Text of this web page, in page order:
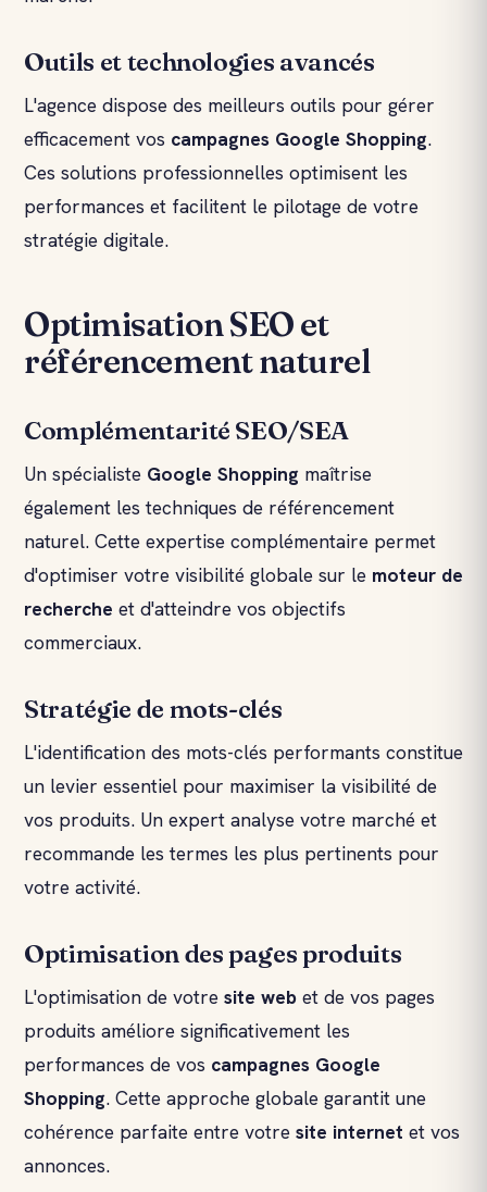
Outils et technologies avancés
L'agence dispose des meilleurs outils pour gérer
efficacement vos campagnes Google Shopping.
Ces solutions professionnelles optimisent les
performances et facilitent le pilotage de votre
stratégie digitale.
Optimisation SEO et
référencement naturel
Complémentarité SEO/SEA
Un spécialiste Google Shopping maîtrise
également les techniques de référencement
naturel. Cette expertise complémentaire permet
d'optimiser votre visibilité globale sur le moteur de
recherche et d'atteindre vos objectifs
commerciaux.
Stratégie de mots-clés
L'identification des mots-clés performants constitue
un levier essentiel pour maximiser la visibilité de
vos produits. Un expert analyse votre marché et
recommande les termes les plus pertinents pour
votre activité.
Optimisation des pages produits
L'optimisation de votre site web et de vos pages
produits améliore significativement les
performances de vos campagnes Google
Shopping. Cette approche globale garantit une
cohérence parfaite entre votre site internet et vos
annonces.